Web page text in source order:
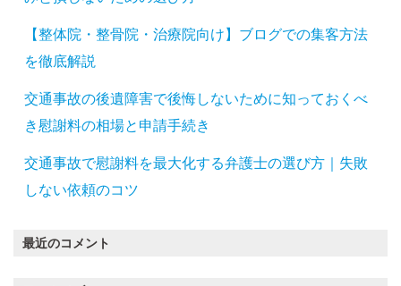
【整体院・整骨院・治療院向け】ブログでの集客方法
を徹底解説
交通事故の後遺障害で後悔しないために知っておくべ
き慰謝料の相場と申請手続き
交通事故で慰謝料を最大化する弁護士の選び方｜失敗
しない依頼のコツ
最近のコメント